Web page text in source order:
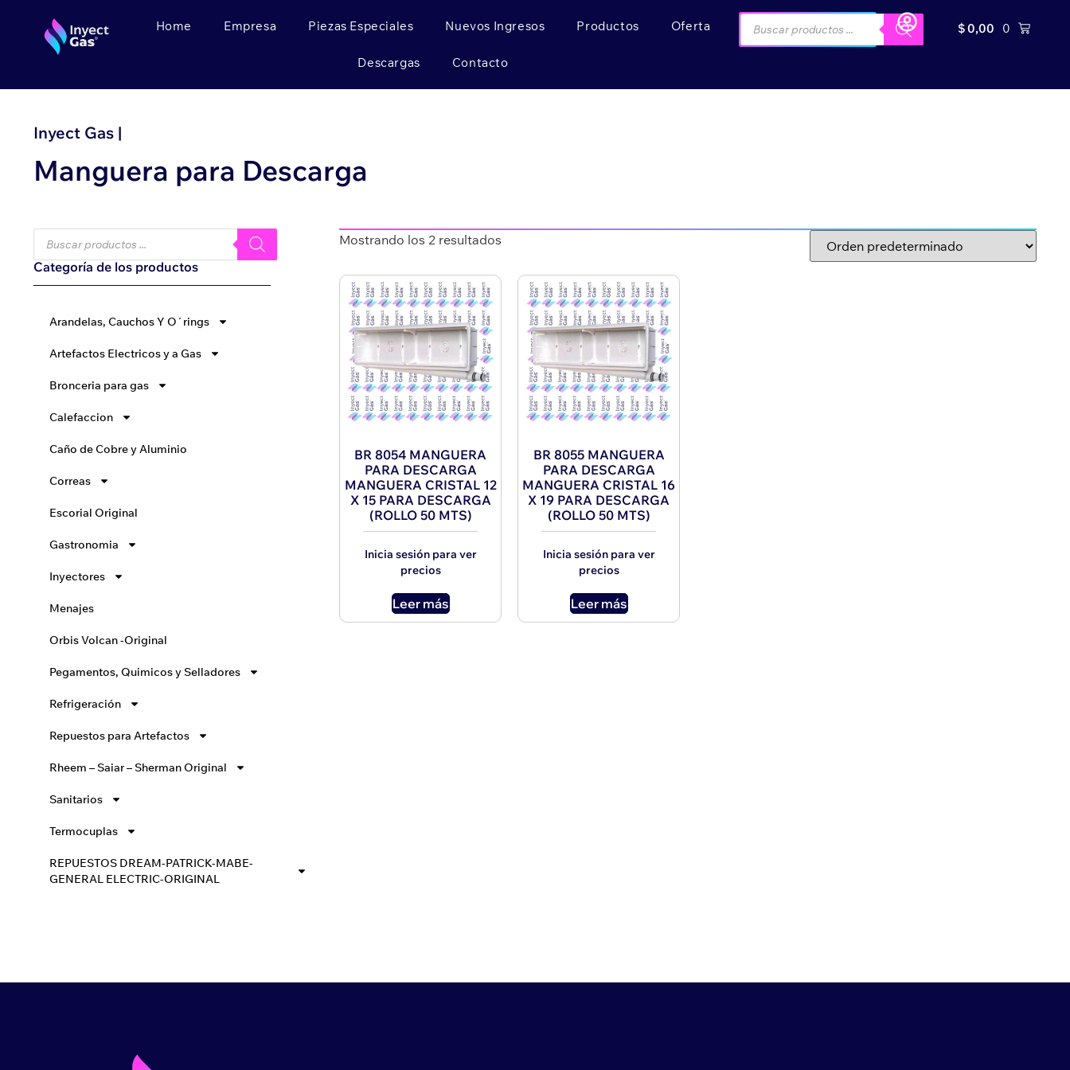
Home Empresa Piezas Especiales Nuevos Ingresos Productos Oferta
Descargas Contacto
$0,00 0
Inyect Gas |
Manguera para Descarga
Categoría de los productos
Arandelas, Cauchos Y O´rings
Artefactos Electricos y a Gas
Bronceria para gas
Calefaccion
Caño de Cobre y Aluminio
Correas
Escorial Original
Gastronomia
Inyectores
Menajes
Orbis Volcan -Original
Pegamentos, Quimicos y Selladores
Refrigeración
Repuestos para Artefactos
Rheem – Saiar – Sherman Original
Sanitarios
Termocuplas
REPUESTOS DREAM-PATRICK-MABE-
GENERAL ELECTRIC-ORIGINAL
Mostrando los 2 resultados
BR 8054 MANGUERA
PARA DESCARGA
MANGUERA CRISTAL 12
X 15 PARA DESCARGA
(ROLLO 50 MTS)
Inicia sesión para ver
precios
Leer más
BR 8055 MANGUERA
PARA DESCARGA
MANGUERA CRISTAL 16
X 19 PARA DESCARGA
(ROLLO 50 MTS)
Inicia sesión para ver
precios
Leer más